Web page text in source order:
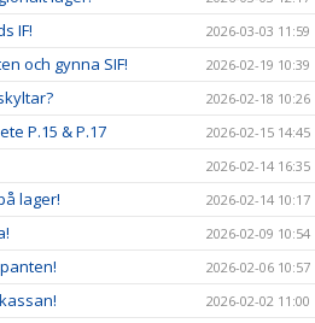
IF! 2026-03-03 11:59
och gynna SIF! 2026-02-19 10:39
2026-02-18 10:26
P.15 & P.17 2026-02-15 14:45
2026-02-14 16:35
lager! 2026-02-14 10:17
2026-02-09 10:54
2026-02-06 10:57
2026-02-02 11:00